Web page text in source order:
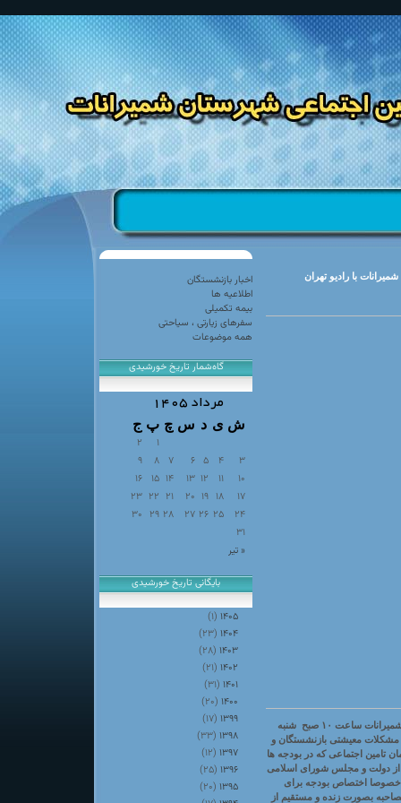
با رادیو تهران
رئیس کانون بازنشستگان و مستمری بگیران شهرستان شمیرانات ساعت ۱۰ صبح شنبه
مورد مشکلات معیشتی بازنشستگان و
دولت در مورد سازمان تامین اجتماعی که در بودجه ها
از دولت و مجلس شورای اسلامی
و خصوصا اختصاص بودجه برای
بصورت زنده و مستقیم از
اخبار بازنشستگان
اطلاعیه ها
بیمه تکمیلی
سفرهای زیارتی ، سیاحتی
همه موضوعات
گاه‌شمار تاریخ خورشیدی
مرداد ۱۴۰۵
ش ی د س چ پ ج
« تیر
1
2
3
4
5
6
7
8
9
10
11
12
13
14
15
16
17
18
19
20
21
22
23
24
25
26
27
28
29
30
31
بایگانی تاریخ خورشیدی
۱۴۰۵ (۱)
۱۴۰۴ (۲۳)
۱۴۰۳ (۲۸)
۱۴۰۲ (۲۱)
۱۴۰۱ (۳۱)
۱۴۰۰ (۲۰)
۱۳۹۹ (۱۷)
۱۳۹۸ (۳۳)
۱۳۹۷ (۱۲)
۱۳۹۶ (۲۵)
۱۳۹۵ (۲۰)